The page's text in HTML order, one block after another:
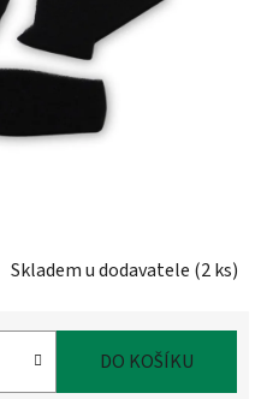
Skladem u dodavatele (2 ks)
DO KOŠÍKU